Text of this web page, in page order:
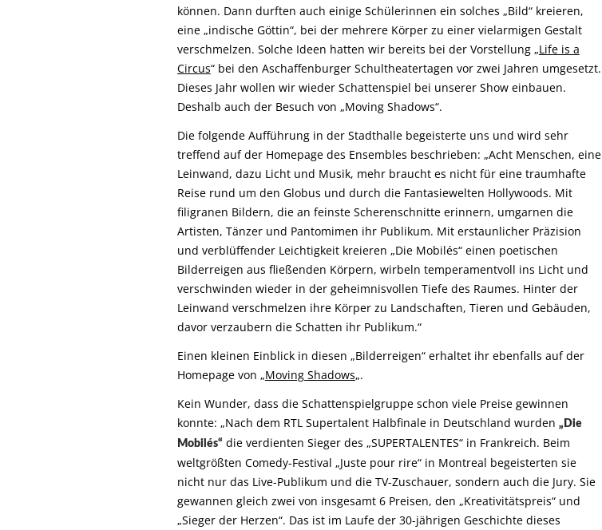
können. Dann durften auch einige Schülerinnen ein solches „Bild“ kreieren,
eine „indische Göttin“, bei der mehrere Körper zu einer vielarmigen Gestalt
verschmelzen. Solche Ideen hatten wir bereits bei der Vorstellung „Life is a
Circus“ bei den Aschaffenburger Schultheatertagen vor zwei Jahren umgesetzt.
Dieses Jahr wollen wir wieder Schattenspiel bei unserer Show einbauen.
Deshalb auch der Besuch von „Moving Shadows“.
Die folgende Aufführung in der Stadthalle begeisterte uns und wird sehr
treffend auf der Homepage des Ensembles beschrieben: „Acht Menschen, eine
Leinwand, dazu Licht und Musik, mehr braucht es nicht für eine traumhafte
Reise rund um den Globus und durch die Fantasiewelten Hollywoods. Mit
filigranen Bildern, die an feinste Scherenschnitte erinnern, umgarnen die
Artisten, Tänzer und Pantomimen ihr Publikum. Mit erstaunlicher Präzision
und verblüffender Leichtigkeit kreieren „Die Mobilés“ einen poetischen
Bilderreigen aus fließenden Körpern, wirbeln temperamentvoll ins Licht und
verschwinden wieder in der geheimnisvollen Tiefe des Raumes. Hinter der
Leinwand verschmelzen ihre Körper zu Landschaften, Tieren und Gebäuden,
davor verzaubern die Schatten ihr Publikum.“
Einen kleinen Einblick in diesen „Bilderreigen“ erhaltet ihr ebenfalls auf der
Homepage von „Moving Shadows„.
Kein Wunder, dass die Schattenspielgruppe schon viele Preise gewinnen
konnte: „Nach dem RTL Supertalent Halbfinale in Deutschland wurden „Die
Mobilés“die verdienten Sieger des „SUPERTALENTES“ in Frankreich. Beim
weltgrößten Comedy-Festival „Juste pour rire“ in Montreal begeisterten sie
nicht nur das Live-Publikum und die TV-Zuschauer, sondern auch die Jury. Sie
gewannen gleich zwei von insgesamt 6 Preisen, den „Kreativitätspreis“ und
„Sieger der Herzen“. Das ist im Laufe der 30-jährigen Geschichte dieses